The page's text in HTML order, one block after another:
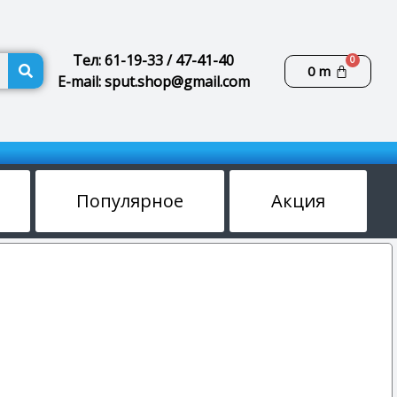
ПоискТел: 61-19-33 / 47-41-40
E-mail: sput.shop@gmail.com
0m
Популярное Акция